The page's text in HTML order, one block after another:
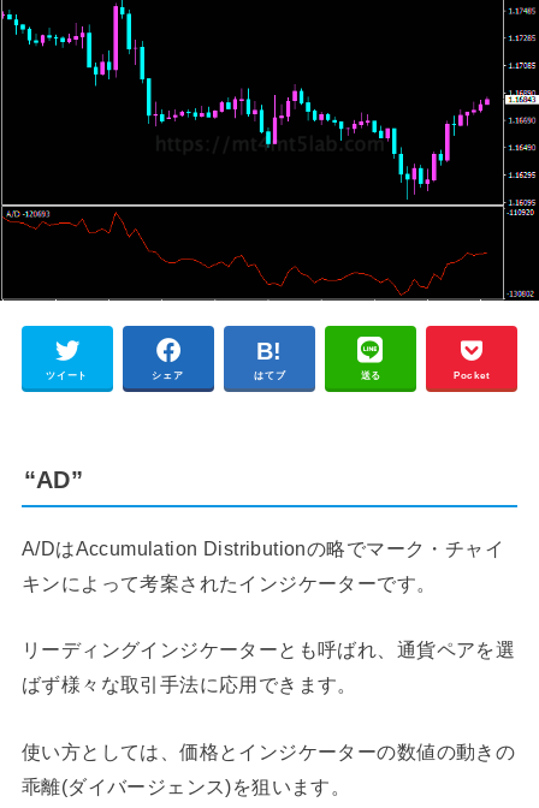
ツイート シェア はてブ 送る Pocket
“AD”
A/DはAccumulation Distributionの略でマーク・チャイ
キンによって考案されたインジケーターです。
リーディングインジケーターとも呼ばれ、通貨ペアを選
ばず様々な取引手法に応用できます。
使い方としては、価格とインジケーターの数値の動きの
乖離(ダイバージェンス)を狙います。